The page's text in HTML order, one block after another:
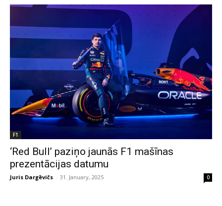
F1
‘Red Bull’ paziņo jaunās F1 mašīnas
prezentācijas datumu
Juris Dargēvičs - 31. January, 2025 0